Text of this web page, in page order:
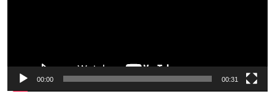
00:00 00:31